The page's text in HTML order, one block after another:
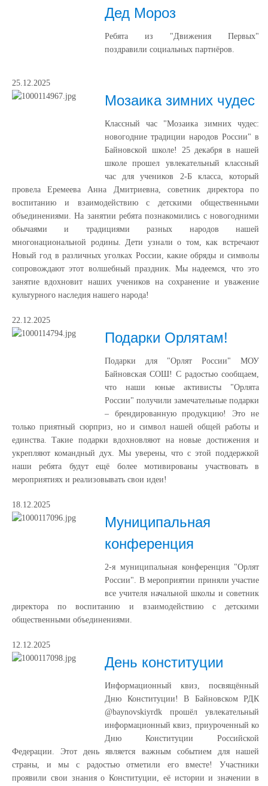
Дед Мороз
Ребята из "Движения Первых"
поздравили социальных партнёров.
25.12.2025
Мозаика зимних чудес
Классный час "Мозаика зимних чудес:
новогодние традиции народов России" в
Байновской школе! 25 декабря в нашей
школе прошел увлекательный классный
час для учеников 2-Б класса, который
провела Еремеева Анна Дмитриевна, советник директора по
воспитанию и взаимодействию с детскими общественными
объединениями. На занятии ребята познакомились с новогодними
обычаями и традициями разных народов нашей
многонациональной родины. Дети узнали о том, как встречают
Новый год в различных уголках России, какие обряды и символы
сопровождают этот волшебный праздник. Мы надеемся, что это
занятие вдохновит наших учеников на сохранение и уважение
культурного наследия нашего народа!
22.12.2025
Подарки Орлятам!
Подарки для "Орлят России" МОУ
Байновская СОШ! С радостью сообщаем,
что наши юные активисты "Орлята
России" получили замечательные подарки
– брендированную продукцию! Это не
только приятный сюрприз, но и символ нашей общей работы и
единства. Такие подарки вдохновляют на новые достижения и
укрепляют командный дух. Мы уверены, что с этой поддержкой
наши ребята будут ещё более мотивированы участвовать в
мероприятиях и реализовывать свои идеи!
18.12.2025
Муниципальная
конференция
2-я муниципальная конференция "Орлят
России". В мероприятии приняли участие
все учителя начальной школы и советник
директора по воспитанию и взаимодействию с детскими
общественными объединениями.
12.12.2025
День конституции
Информационный квиз, посвящённый
Дню Конституции! В Байновском РДК
@baynovskiyrdk прошёл увлекательный
информационный квиз, приуроченный ко
Дню Конституции Российской
Федерации. Этот день является важным событием для нашей
страны, и мы с радостью отметили его вместе! Участники
проявили свои знания о Конституции, её истории и значении в